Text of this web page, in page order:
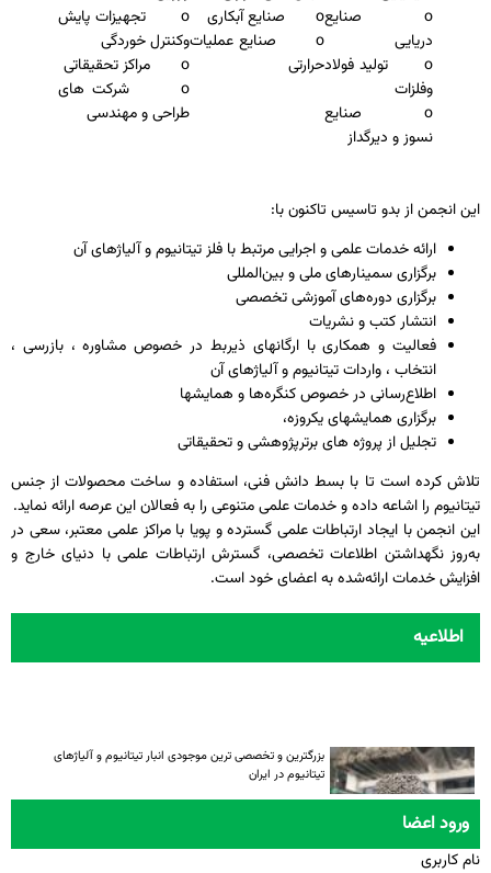
o صنایع
دریایی
o تولید فولاد
وفلزات
o صنایع
نسوز و دیرگداز
o صنایع آبکاری
o صنایع عملیات
حرارتی
o تجهیزات پایش
وکنترل خوردگی
o مراکز تحقیقاتی
o شرکت های
طراحی و مهندسی
این انجمن از بدو تاسیس تاكنون با:
ارائه خدمات علمی و اجرایی مرتبط با فلز تیتانیوم و آلیاژهای آن
برگزاری سمینارهای ملی و بین‌المللی
برگزاری دوره‌های آموزشی تخصصی
انتشار كتب و نشریات
فعالیت و همكاری با ارگانهای ذیربط در خصوص مشاوره ، بازرسی ،
انتخاب ، واردات تیتانیوم و آلیاژهای آن
اطلاع‌رسانی در خصوص كنگره‌ها و همایشها
برگزاری همایشهای یكروزه،
تجلیل از پروژه های برترپژوهشی و تحقیقاتی
تلاش كرده است تا با بسط دانش فنی، استفاده و ساخت محصولات از جنس
تیتانیوم را اشاعه داده و خدمات علمی متنوعی را به فعالان این عرصه ارائه نماید.
این انجمن با ایجاد ارتباطات علمی گسترده و پویا با مراكز علمی معتبر، سعی در
به‌روز نگهداشتن اطلاعات تخصصی، گسترش ارتباطات علمی با دنیای خارج و
افزایش خدمات ارائه‌شده به اعضای خود است.
اطلاعیه
بزرگترین و تخصصی ترین موجودی انبار تیتانیوم و آلیاژهای
تیتانیوم در ایران
ورود اعضا
نام کاربری